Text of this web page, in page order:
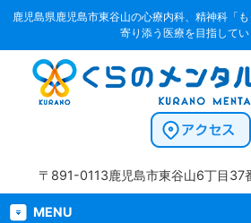
鹿児島県鹿児島市東谷山の心療内科、精神科「
寄り添う医療を目指してい
〒891-0113鹿児島市東谷山6丁目37
MENU